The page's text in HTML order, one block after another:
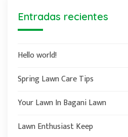
Entradas recientes
Hello world!
Spring Lawn Care Tips
Your Lawn In Bagani Lawn
Lawn Enthusiast Keep